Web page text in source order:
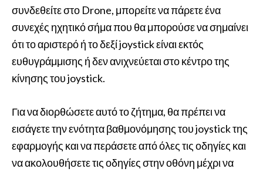
συνδεθείτε στο Drone, μπορείτε να πάρετε ένα
συνεχές ηχητικό σήμα που θα μπορούσε να σημαίνει
ότι το αριστερό ή το δεξί joystick είναι εκτός
ευθυγράμμισης ή δεν ανιχνεύεται στο κέντρο της
κίνησης του joystick.
Για να διορθώσετε αυτό το ζήτημα, θα πρέπει να
εισάγετε την ενότητα βαθμονόμησης του joystick της
εφαρμογής και να περάσετε από όλες τις οδηγίες και
να ακολουθήσετε τις οδηγίες στην οθόνη μέχρι να